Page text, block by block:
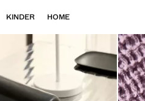
KINDER HOME